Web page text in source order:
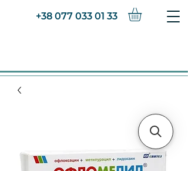
+38 077 033 01 33